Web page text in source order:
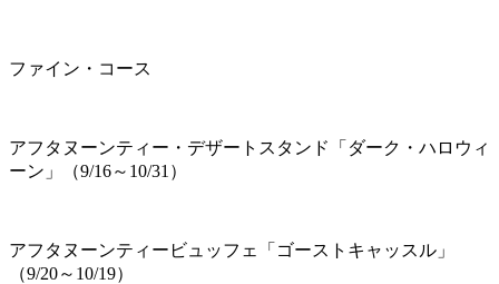
ファイン・コース
アフタヌーンティー・デザートスタンド「ダーク・ハロウィ
ーン」（9/16～10/31）
アフタヌーンティービュッフェ「ゴーストキャッスル」
（9/20～10/19）